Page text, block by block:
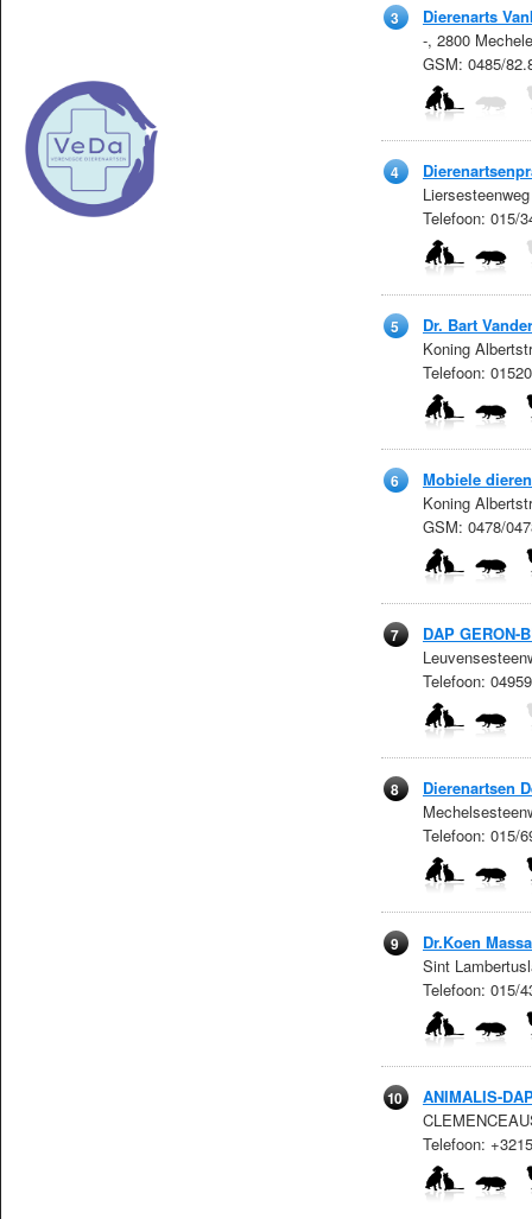
3
Dierenarts
-, 2800
GSM: 0485/
4
Telefoon: 015/
5
Dr. Bart
Koning
Telefoon:
6
Mobiele
Koning
GSM: 0478/
7
DAP GERON-
Telefoon:
8
Dierenartsen
Telefoon: 015/
9
Dr.Koen
Sint
Telefoon: 015/
10
ANIMALIS-
Telefoon: